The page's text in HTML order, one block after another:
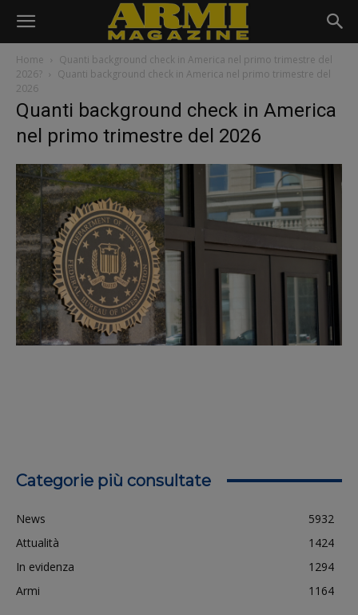
Home
Quanti background check in America nel primo trimestre del
2026?
Quanti background check in America nel primo trimestre del
2026
Quanti background check in America
nel primo trimestre del 2026
Categorie più consultate
News
5932
Attualità
1424
In evidenza
1294
Armi
1164